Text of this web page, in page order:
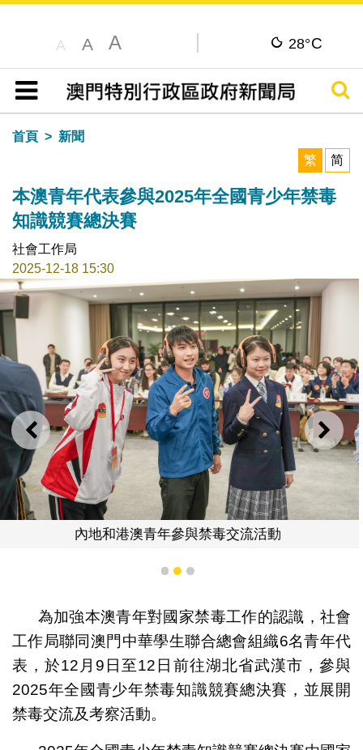
A A A 28°C
目錄
搜尋
首頁
新聞
繁
简
本澳青年代表參與2025年全國青少年禁毒
知識競賽總決賽
社會工作局
2025-12-18 15:30
上一則 下一
內地和港澳青年參與禁毒交流活動
1 2 3
為加強本澳青年對國家禁毒工作的認識，社會
工作局聯同澳門中華學生聯合總會組織6名青年代
表，於12月9日至12日前往湖北省武漢市，參與
2025年全國青少年禁毒知識競賽總決賽，並展開
禁毒交流及考察活動。